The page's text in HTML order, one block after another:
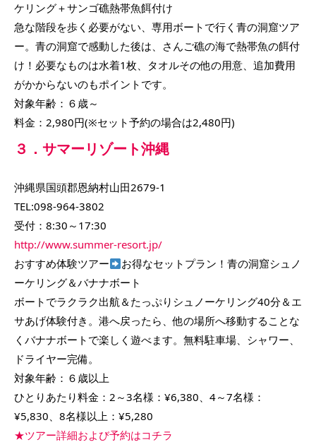
ケリング＋サンゴ礁熱帯魚餌付け
急な階段を歩く必要がない、専用ボートで行く青の洞窟ツア
ー。青の洞窟で感動した後は、さんご礁の海で熱帯魚の餌付
け！必要なものは水着1枚、タオルその他の用意、追加費用
がかからないのもポイントです。
対象年齢：６歳～
料金：2,980円(※セット予約の場合は2,480円)
３．サマーリゾート沖縄
沖縄県国頭郡恩納村山田2679-1
TEL:098-964-3802
受付：8:30～17:30
http://www.summer-resort.jp/
おすすめ体験ツアー
お得なセットプラン！青の洞窟シュノ
ーケリング＆バナナボート
ボートでラクラク出航＆たっぷりシュノーケリング40分＆エ
サあげ体験付き。港へ戻ったら、他の場所へ移動することな
くバナナボートで楽しく遊べます。無料駐車場、シャワー、
ドライヤー完備。
対象年齢：６歳以上
ひとりあたり料金：2～3名様：¥6,380、4～7名様：
¥5,830、8名様以上：¥5,280
★ツアー詳細および予約はコチラ